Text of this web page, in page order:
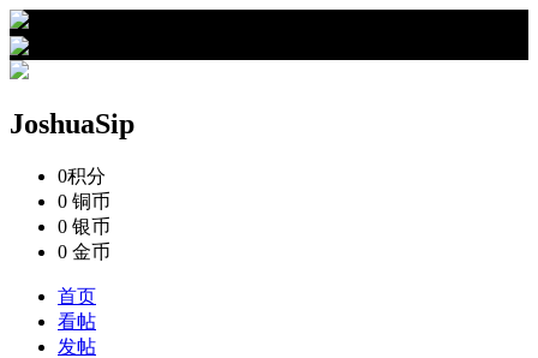
JoshuaSip
0积分
0 铜币
0 银币
0 金币
首页
看帖
发帖